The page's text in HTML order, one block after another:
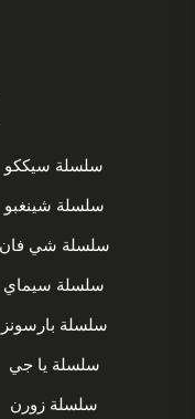
سلسلة سيككو
سلسلة شينغبو
سلسلة شي فان
سلسلة سيماي
سلسلة بارسونز
سلسلة يا جي
سلسلة زورن